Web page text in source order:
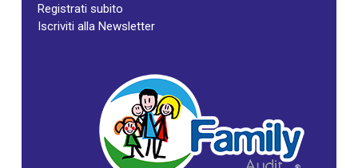
Registrati subito
Iscriviti alla Newsletter